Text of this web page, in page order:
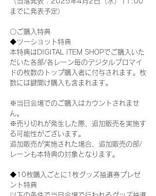
までに発表予定）
〇ご購入特典
◆ツーショット特典
本特典はDIGITAL ITEM SHOPでご購入いた
だいた各部/各レーン毎のデジタルブロマイ
ドの枚数のトップ購入者に付与されます。枚
数には鍵開け購入も含まれます。
※当日会場でのご購入はカウントされませ
ん。
※売り切れが発生した際、追加販売を実施す
る可能性がございます。
追加販売が実施された場合、追加販売の部/
レーンも本特典の対象となります。
◆10枚購入ごとに1枚グッズ抽選券プレゼ
ント特典